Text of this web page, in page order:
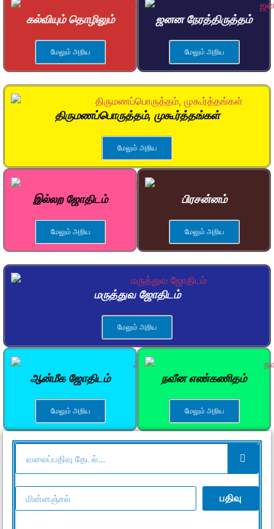
கல்வியும் தொழிலும்
மேலும் அறிய
ஜனன நேரத்திருத்தம்
மேலும் அறிய
திருமணப்பொருத்தம், முகூர்த்தங்கள்
மேலும் அறிய
இல்லற ஜோதிடம்
மேலும் அறிய
பிரசன்னம்
மேலும் அறிய
மருத்துவ ஜோதிடம்
மேலும் அறிய
ஆன்மீக ஜோதிடம்
மேலும் அறிய
நவீன எண்கணிதம்
மேலும் அறிய
பதிவு